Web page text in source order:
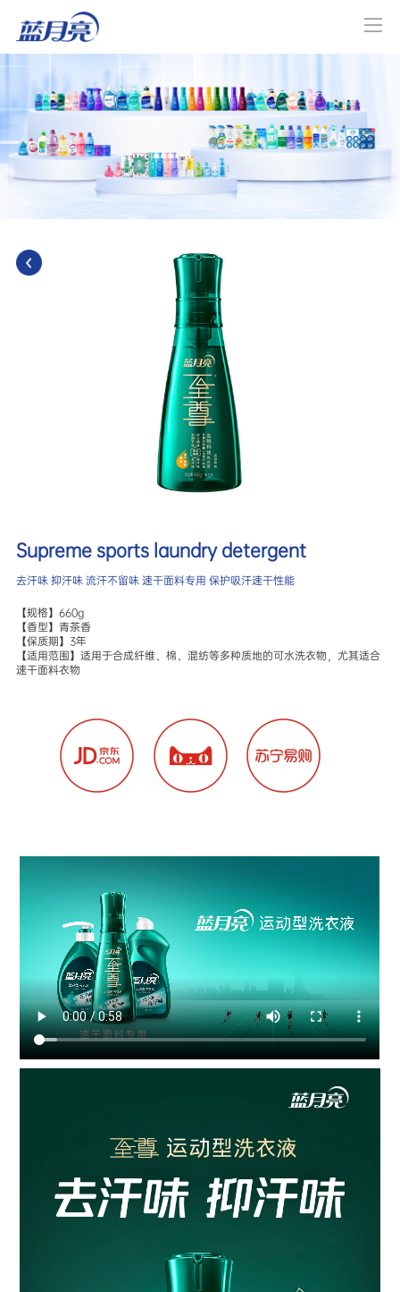
Supreme sports laundry detergent
去汗味 抑汗味 流汗不留味 速干面料专用 保护吸汗速干性能
【规格】660g
【香型】青茶香
【保质期】3年
【适用范围】适用于合成纤维、棉、混纺等多种质地的可水洗衣物，尤其适合
速干面料衣物